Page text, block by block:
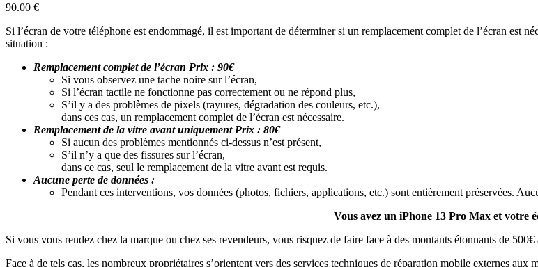
90.00 €
Si l’écran de votre téléphone est endommagé, il est important de déterminer si un remplacement complet de l’écran est
situation :
Remplacement complet de l’écran Prix : 90€
Si vous observez une tache noire sur l’écran,
Si l’écran tactile ne fonctionne pas correctement ou ne répond plus,
S’il y a des problèmes de pixels (rayures, dégradation des couleurs, etc.),
dans ces cas, un remplacement complet de l’écran est nécessaire.
Remplacement de la vitre avant uniquement Prix : 80€
Si aucun des problèmes mentionnés ci-dessus n’est présent,
S’il n’y a que des fissures sur l’écran,
dans ce cas, seul le remplacement de la vitre avant est requis.
Aucune perte de données :
Pendant ces interventions, vos données (photos, fichiers, applications, etc.) sont entièrement préservées.
Vous avez un iPhone 13 Pro Max et votre
Si vous vous rendez chez la marque ou chez ses revendeurs, vous risquez de faire face à des montants étonnants de
Face à de tels cas, les nombreux propriétaires s’orientent vers des services techniques de réparation mobile externes aux